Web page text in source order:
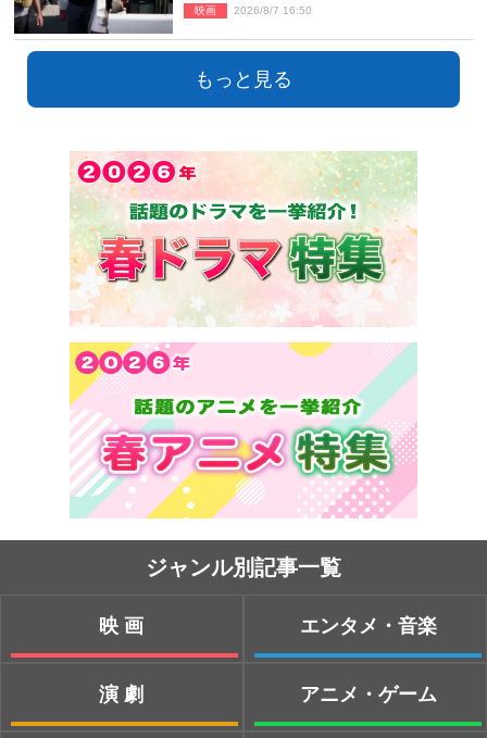
映画 2026/8/7 16:50
もっと見る
ジャンル別記事一覧
映画
演劇
エンタメ・音楽
アニメ・ゲーム